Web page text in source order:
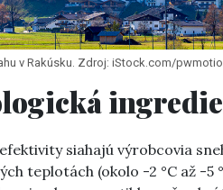
v Rakúsku. Zdroj: iStock.com/
siahajú výrobcovia
teplotách (okolo -2 °C až -5